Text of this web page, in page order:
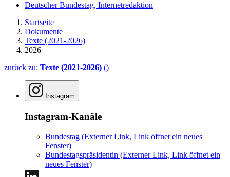
Deutscher Bundestag, Internetredaktion
Startseite
Dokumente
Texte (2021-2026)
2026
zurück zu: Texte (2021-2026) ()
Instagram
Instagram-Kanäle
Bundestag (Externer Link, Link öffnet ein neues
Fenster)
Bundestagspräsidentin (Externer Link, Link öffnet ein
neues Fenster)